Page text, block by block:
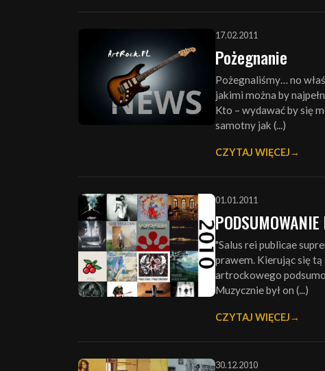
17.02.2011
Pożegnanie
Pożegnaliśmy… no
jakimi można by
Kto – wydawać by się
samotny jak (...)
CZYTAJ WIĘCEJ
01.01.2011
"Salus rei publicae
prawem. Kierując się tą
artrockowego
Muzycznie był on (...)
CZYTAJ WIĘCEJ
30.12.2010